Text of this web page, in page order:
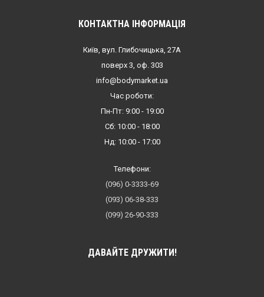
КОНТАКТНА ІНФОРМАЦІЯ
Київ, вул. Глибочицька, 27А
поверх 3, оф. 303
info@bodymarket.ua
Час роботи:
Пн-Пт: 9:00 - 19:00
Сб: 10:00 - 18:00
Нд: 10:00 - 17:00
Телефони:
(096) 0-3333-69
(093) 06-38-333
(099) 26-90-333
ДАВАЙТЕ ДРУЖИТИ!